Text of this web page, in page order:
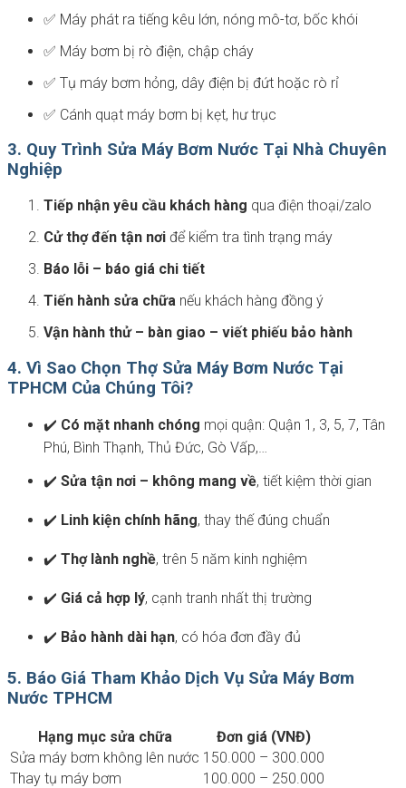
✅ Máy phát ra tiếng kêu lớn, nóng mô-tơ, bốc khói
✅ Máy bơm bị rò điện, chập cháy
✅ Tụ máy bơm hỏng, dây điện bị đứt hoặc rò rỉ
✅ Cánh quạt máy bơm bị kẹt, hư trục
3. Quy Trình Sửa Máy Bơm Nước Tại Nhà Chuyên
Nghiệp
Tiếp nhận yêu cầu khách hàng qua điện thoại/zalo
Cử thợ đến tận nơi để kiểm tra tình trạng máy
Báo lỗi – báo giá chi tiết
Tiến hành sửa chữa nếu khách hàng đồng ý
Vận hành thử – bàn giao – viết phiếu bảo hành
4. Vì Sao Chọn Thợ Sửa Máy Bơm Nước Tại
TPHCM Của Chúng Tôi?
✔️ Có mặt nhanh chóng mọi quận: Quận 1, 3, 5, 7, Tân
Phú, Bình Thạnh, Thủ Đức, Gò Vấp,…
✔️ Sửa tận nơi – không mang về, tiết kiệm thời gian
✔️ Linh kiện chính hãng, thay thế đúng chuẩn
✔️ Thợ lành nghề, trên 5 năm kinh nghiệm
✔️ Giá cả hợp lý, cạnh tranh nhất thị trường
✔️ Bảo hành dài hạn, có hóa đơn đầy đủ
5. Báo Giá Tham Khảo Dịch Vụ Sửa Máy Bơm
Nước TPHCM
Hạng mục sửa chữa
Đơn giá (VNĐ)
Sửa máy bơm không lên nước 150.000 – 300.000
Thay tụ máy bơm
100.000 – 250.000